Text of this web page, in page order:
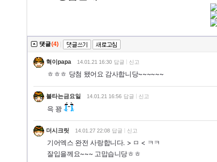
댓글(4)
혁이papa 14.01.21 16:30 답글 신고
ㅎㅎㅎ 당첨 됐어요 감사합니당~~~~~~
불타는금요일 14.01.21 16:56 답글 신고
윽 꽝
더시크릿 14.01.27 22:08 답글 신고
기어엑스 완전 사랑합니다. > ㅁ < ㅋㅋ
잘입을께요~~~ 고맙습니당ㅎㅎ